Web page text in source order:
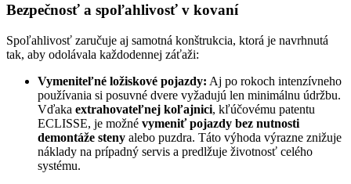
Bezpečnosť a spoľahlivosť v kovaní
Spoľahlivosť zaručuje aj samotná konštrukcia, ktorá je navrhnutá
tak, aby odolávala každodennej záťaži:
Vymeniteľné ložiskové pojazdy: Aj po rokoch intenzívneho
používania si posuvné dvere vyžadujú len minimálnu údržbu.
Vďaka extrahovateľnej koľajnici, kľúčovému patentu
ECLISSE, je možné vymeniť pojazdy bez nutnosti
demontáže steny alebo puzdra. Táto výhoda výrazne znižuje
náklady na prípadný servis a predlžuje životnosť celého
systému.